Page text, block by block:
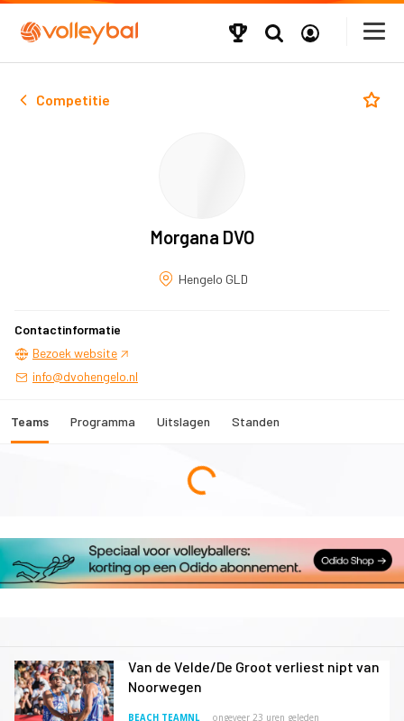
Competitie
Morgana DVO
Hengelo GLD
Contactinformatie
Bezoek website
info@dvohengelo.nl
Teams Programma Uitslagen Standen
Van de Velde/De Groot verliest nipt van
Noorwegen
BEACH TEAMNL ongeveer 23 uren geleden